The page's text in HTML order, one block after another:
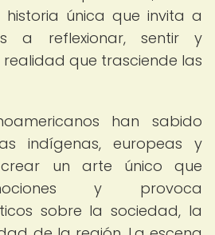
única que invita a
a reflexionar, sentir y
que trasciende las
han sabido
indígenas, europeas y
un arte único que
y provoca
sobre la sociedad, la